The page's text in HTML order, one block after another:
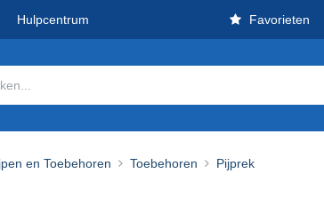
Hulpcentrum Favorieten
en Toebehoren Toebehoren Pijprek